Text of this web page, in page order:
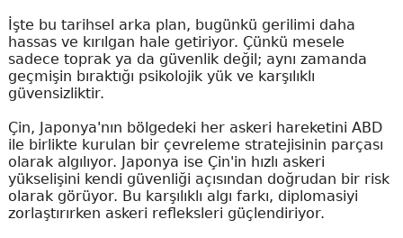
İşte bu tarihsel arka plan, bugünkü gerilimi daha
hassas ve kırılgan hale getiriyor. Çünkü mesele
sadece toprak ya da güvenlik değil; aynı zamanda
geçmişin bıraktığı psikolojik yük ve karşılıklı
güvensizliktir.
Çin, Japonya'nın bölgedeki her askeri hareketini ABD
ile birlikte kurulan bir çevreleme stratejisinin parçası
olarak algılıyor. Japonya ise Çin'in hızlı askeri
yükselişini kendi güvenliği açısından doğrudan bir risk
olarak görüyor. Bu karşılıklı algı farkı, diplomasiyi
zorlaştırırken askeri refleksleri güçlendiriyor.